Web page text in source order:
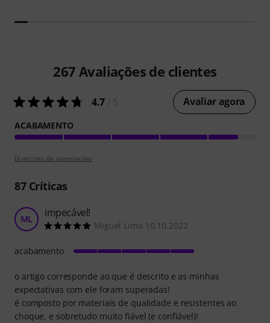
267 Avaliações de clientes
4.7 Avaliar agora
ACABAMENTO
Diretrizes de apreciações
87Críticas
ML impecável!
Miguel Lima 10.10.2022
o artigo corresponde ao que é descrito e as minhas
expectativas com ele foram superadas!
é composto por materiais de qualidade e resistentes ao
choque, e sobretudo muito fiável (e confiável)!
acabamento